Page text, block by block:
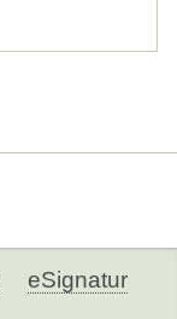
eSignatur